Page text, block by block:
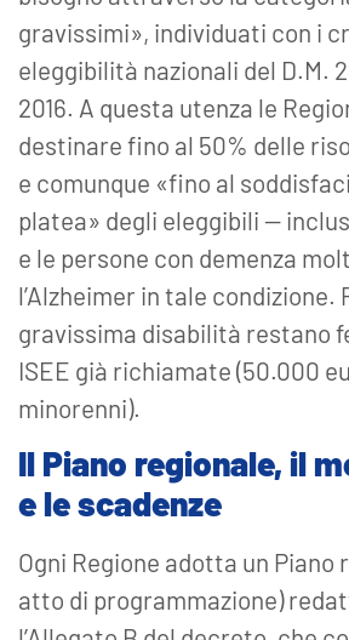
gravissimi», individuati con i
eleggibilità nazionali del D.M.
2016. A questa utenza le
destinare fino al 50% delle
e comunque «fino al
platea» degli eleggibili —
e le persone con demenza
l’Alzheimer in tale condizione.
gravissima disabilità restano
ISEE già richiamate (50.000
minorenni).
Il Piano regionale, il
e le scadenze
Ogni Regione adotta un Piano
atto di programmazione)